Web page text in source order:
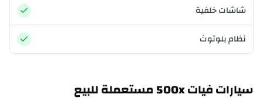
شاشات خلفية
نظام بلوتوث
سيارات فيات 500x مستعملة للبيع